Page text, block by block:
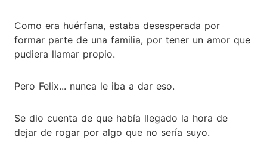
Como era huérfana, estaba desesperada por
formar parte de una familia, por tener un amor que
pudiera llamar propio.
Pero Felix... nunca le iba a dar eso.
Se dio cuenta de que había llegado la hora de
dejar de rogar por algo que no sería suyo.